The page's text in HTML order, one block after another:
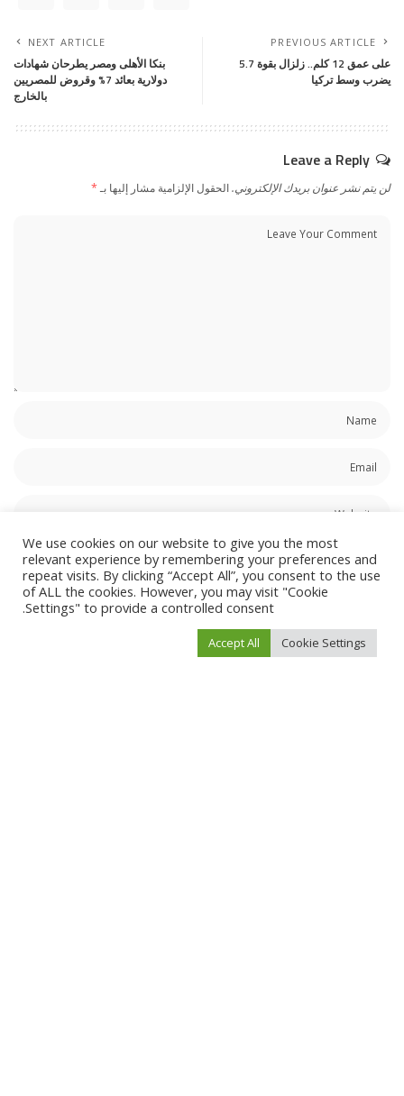
PREVIOUS ARTICLE
على عمق 12 كلم.. زلزال بقوة 5.7
يضرب وسط تركيا
NEXT ARTICLE
بنكا الأهلى ومصر يطرحان شهادات
دولارية بعائد 7% وقروض للمصريين
بالخارج
Leave a Reply
لن يتم نشر عنوان بريدك الإلكتروني.الحقول الإلزامية مشار إليها بـ*
احفظ اسمي، بريدي الإلكتروني، والموقع الإلكتروني في هذا المتصفح لاستخدامها المرة
المقبلة في تعليقي.
We use cookies on our website to give you the most
relevant experience by remembering your preferences and
repeat visits. By clicking “Accept All”, you consent to the use
of ALL the cookies. However, you may visit "Cookie
Settings" to provide a controlled consent.
Cookie Settings
Accept All